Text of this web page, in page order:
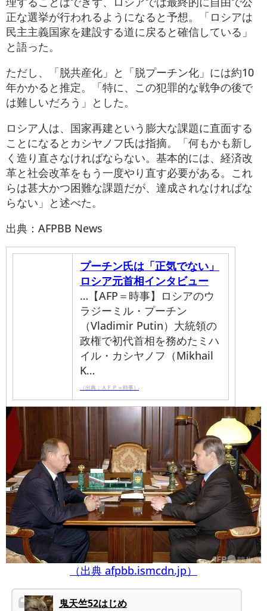
正な選挙が行われるようになると予想。「ロシアは
民主主義国家を建設する道に戻ると確信している」
と語った。
ただし、「脱共産化」と「脱プーチン化」には約10
年かかると推定。「特に、この犯罪的な戦争の後で
は難しいだろう」とした。
ロシア人は、国家再建という膨大な課題に直面する
ことになるとカシヤノフ氏は指摘。「何もかも新し
く造り直さなければならない。基本的には、経済改
革と社会改革をもう一度やり直す必要がある。これ
らは甚大かつ困難な課題だが、達成されなければな
らない」と述べた。
出典：AFPBB News
プーチン氏は「正気でない」
ロシア元首相インタビュー
…【AFP＝時事】ロシアのウ
ラジーミル・プーチン
（Vladimir Putin）大統領の
政権で初代首相を務めたミハ
イル・カシヤノフ（Mikhail
K…
（出典：ＡＦＰ＝時事）
（出典 afpbb.ismcdn.jp）
鬼天竺52はじめ